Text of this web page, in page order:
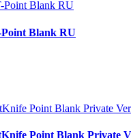
Blank RU
Point Blank Private